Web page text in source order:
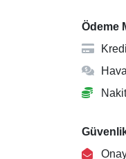
Ödeme